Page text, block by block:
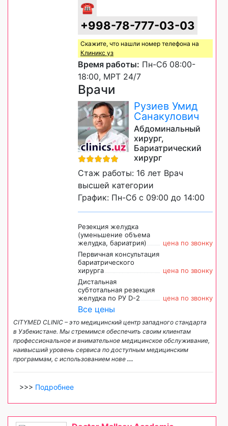
☎
+998-78-777-03-03
Скажите, что нашли номер телефона на
Клиникс уз
Время работы: Пн-Сб 08:00-
18:00, МРТ 24/7
Врачи
Рузиев Умид
Санакулович
Абдоминальный
хирург,
Бариатрический
хирург
Стаж работы: 16 лет Врач
высшей категории
График: Пн-Сб с 09:00 до 14:00
Резекция желудка
(уменьшение объема
желудка, бариатрия)
цена по звонку
Первичная консультация
бариатрического
хирурга
цена по звонку
Дистальная
субтотальная резекция
желудка по РУ D-2
цена по звонку
Все цены
CITYMED CLINIC – это медицинский центр западного стандарта
в Узбекистане. Мы стремимся обеспечить своим клиентам
профессиональное и внимательное медицинское обслуживание,
наивысший уровень сервиса по доступным медицинским
программам, с использованием нове ...
>>> Подробнее